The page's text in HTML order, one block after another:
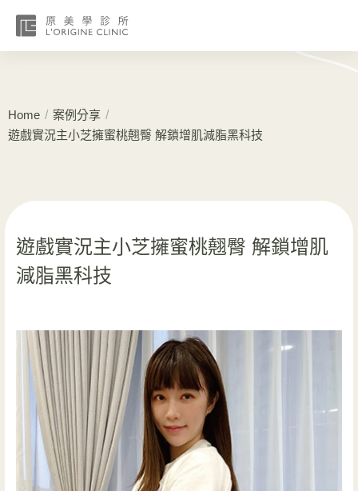
Home / 案例分享 /
遊戲實況主小芝擁蜜桃翹臀 解鎖增肌減脂黑科技
遊戲實況主小芝擁蜜桃翹臀 解鎖增肌
減脂黑科技